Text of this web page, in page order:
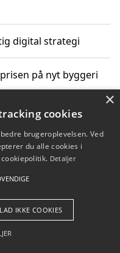
digital strategi
på nyt byggeri
uden binding
Aps
Betingelser
×
cookies
brugeroplevelsen. Ved
du alle cookies i
Detaljer
IKKE COOKIES